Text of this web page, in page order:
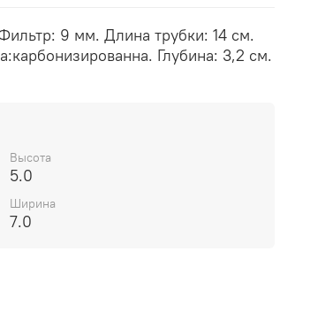
9 мм. Длина трубки: 14 см.
Глубина: 3,2 см.
Высота
5.0
Ширина
7.0